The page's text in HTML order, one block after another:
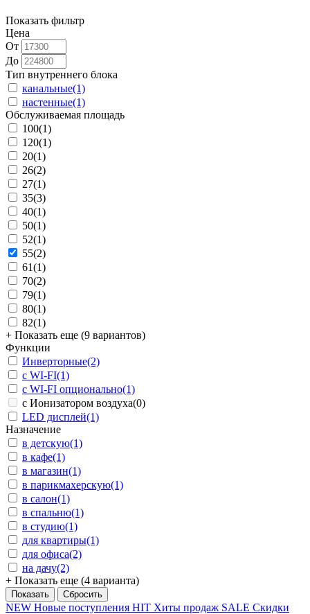
Показать фильтр
Цена
От
До
Тип внутреннего блока
канальные(1)
настенные(1)
Обслуживаемая площадь
100(1)
120(1)
20(1)
26(2)
27(1)
35(3)
40(1)
50(1)
52(1)
55(2)
61(1)
70(2)
79(1)
80(1)
82(1)
+ Показать еще (9 вариантов)
Функции
Инверторные(2)
с WI-FI(1)
с WI-FI опционально(1)
с Ионизатором воздуха(0)
LED дисплей(1)
Назначение
в детскую(1)
в кафе(1)
в магазин(1)
в парикмахерскую(1)
в салон(1)
в спальню(1)
в студию(1)
для квартиры(1)
для офиса(2)
на дачу(2)
+ Показать еще (4 варианта)
NEW Новые поступления HIT Хиты продаж SALE Скидки